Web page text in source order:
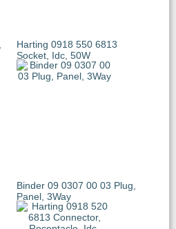
Harting 0918 550 6813
Socket, Idc, 50W
Binder 09 0307 00 03 Plug,
Panel, 3Way